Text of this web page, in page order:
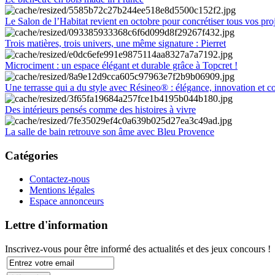
Le Salon de l’Habitat revient en octobre pour concrétiser tous vos
Trois matières, trois univers, une même signature : Pierret
Microciment : un espace élégant et durable grâce à Topcret !
Une terrasse qui a du style avec Résineo® : élégance, innovation et
Des intérieurs pensés comme des histoires à vivre
La salle de bain retrouve son âme avec Bleu Provence
Catégories
Contactez-nous
Mentions légales
Espace annonceurs
Lettre d'information
Inscrivez-vous pour être informé des actualités et des jeux concours !